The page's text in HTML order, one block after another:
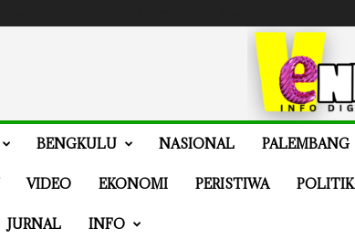
BENGKULU NASIONAL PALEMBANG
VIDEO EKONOMI PERISTIWA POLITIK
JURNAL INFO